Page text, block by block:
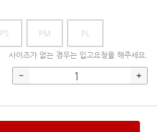
PS PM PL
사이즈가 없는 경우는 입고요청을 해주세요.